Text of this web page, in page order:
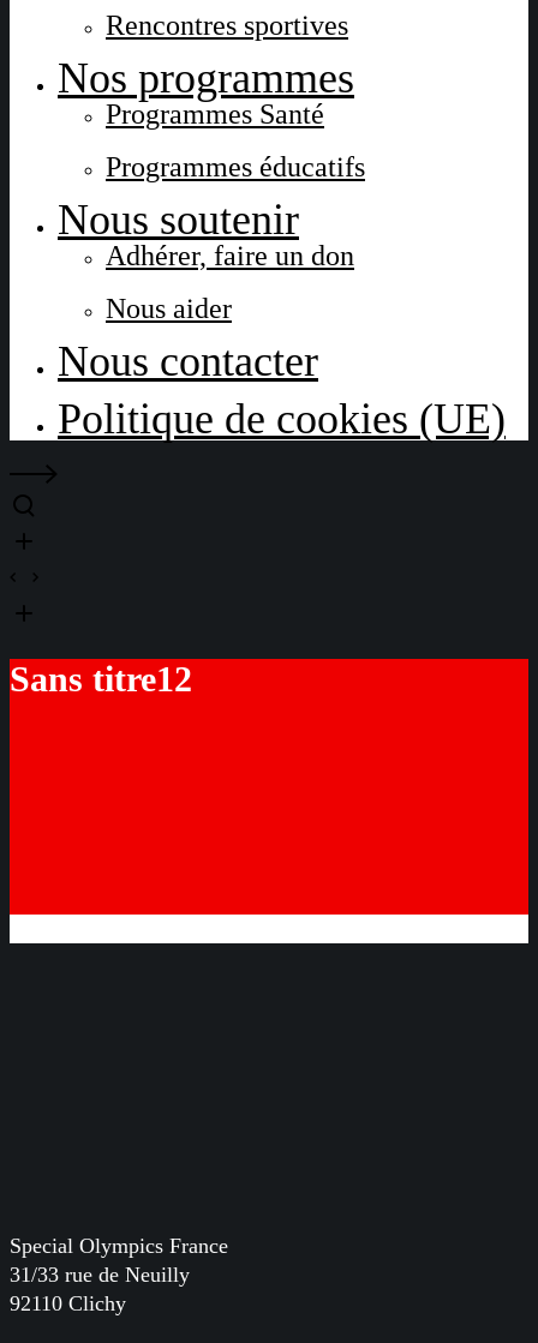
Rencontres sportives
Nos programmes
Programmes Santé
Programmes éducatifs
Nous soutenir
Adhérer, faire un don
Nous aider
Nous contacter
Politique de cookies (UE)
Sans titre12
Special Olympics France
31/33 rue de Neuilly
92110 Clichy